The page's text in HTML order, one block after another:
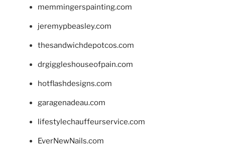
memmingerspainting.com
jeremypbeasley.com
thesandwichdepotcos.com
drgiggleshouseofpain.com
hotflashdesigns.com
garagenadeau.com
lifestylechauffeurservice.com
EverNewNails.com